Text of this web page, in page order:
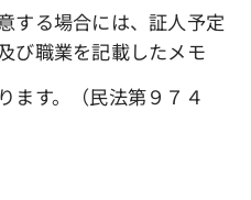
る場合には、証人予定
び職業を記載したメモ
す。（民法第９７４